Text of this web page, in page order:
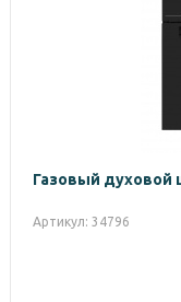
Газовый духовой
Артикул: 34796